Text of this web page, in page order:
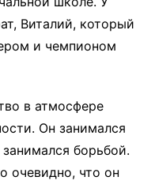
Виталий, который
и чемпионом
в атмосфере
Он занимался
борьбой.
очевидно, что он